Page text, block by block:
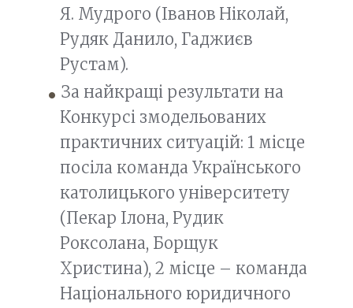
Я. Мудрого (Іванов Ніколай,
Рудяк Данило, Гаджиєв
Рустам).
За найкращі результати на
Конкурсі змодельованих
практичних ситуацій: 1 місце
посіла команда Українського
католицького університету
(Пекар Ілона, Рудик
Роксолана, Борщук
Христина), 2 місце – команда
Національного юридичного